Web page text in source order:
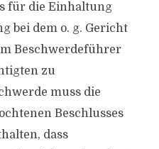
für die Einhaltung
bei dem o. g. Gericht
Beschwerdeführer
zu
muss die
Beschlusses
dass